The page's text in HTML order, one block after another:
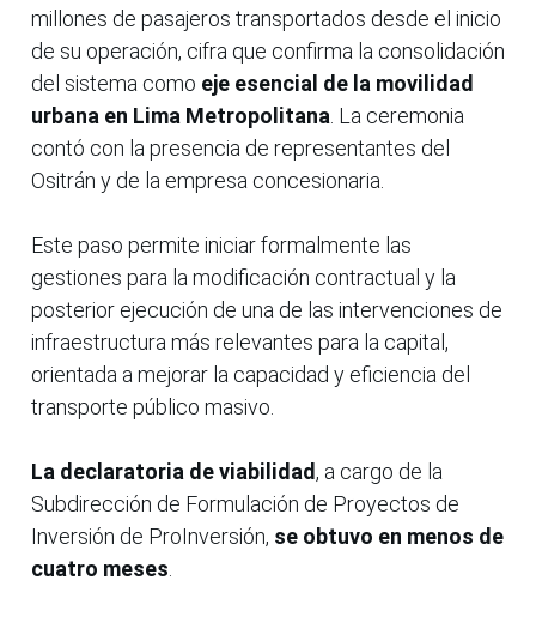
millones de pasajeros transportados desde el inicio
de su operación, cifra que confirma la consolidación
del sistema como eje esencial de la movilidad
urbana en Lima Metropolitana . La ceremonia
contó con la presencia de representantes del
Ositrán y de la empresa concesionaria.
Este paso permite iniciar formalmente las
gestiones para la modificación contractual y la
posterior ejecución de una de las intervenciones de
infraestructura más relevantes para la capital,
orientada a mejorar la capacidad y eficiencia del
transporte público masivo.
La declaratoria de viabilidad, a cargo de la
Subdirección de Formulación de Proyectos de
Inversión de ProInversión, se obtuvo en menos de
cuatro meses